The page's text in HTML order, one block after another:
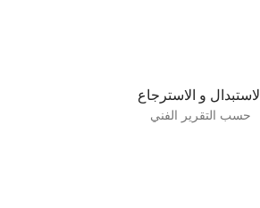
الاستبدال و الاسترجاع
حسب التقرير الفني